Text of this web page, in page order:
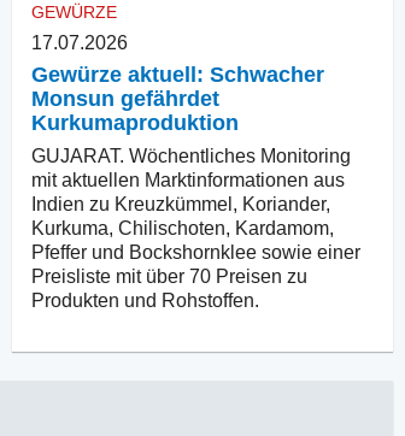
GEWÜRZE
17.07.2026
Gewürze aktuell: Schwacher
Monsun gefährdet
Kurkumaproduktion
GUJARAT. Wöchentliches Monitoring
mit aktuellen Marktinformationen aus
Indien zu Kreuzkümmel, Koriander,
Kurkuma, Chilischoten, Kardamom,
Pfeffer und Bockshornklee sowie einer
Preisliste mit über 70 Preisen zu
Produkten und Rohstoffen.